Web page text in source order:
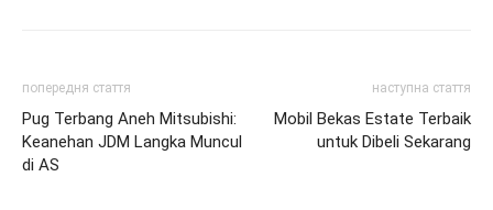
попередня стаття
Pug Terbang Aneh Mitsubishi:
Keanehan JDM Langka Muncul
di AS
наступна стаття
Mobil Bekas Estate Terbaik
untuk Dibeli Sekarang